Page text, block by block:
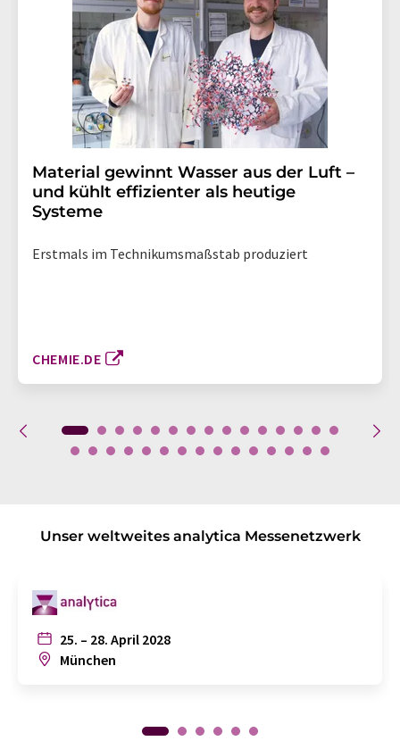
Material gewinnt Wasser aus der Luft –
und kühlt effizienter als heutige
Systeme
Erstmals im Technikumsmaßstab produziert
CHEMIE.DE
Unser weltweites analytica Messenetzwerk
25. – 28. April 2028
München